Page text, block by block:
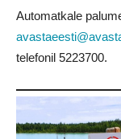
Automatkale
telefonil 5223700.